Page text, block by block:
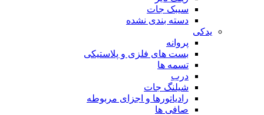
سیبک جات
دسته بندی نشده
یدکی
پروانه
بست های فلزی و پلاستیکی
تسمه ها
درب
شیلنگ جات
رادیاتورها و اجزای مربوطه
صافی ها